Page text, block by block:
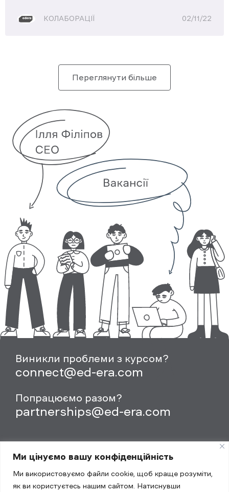
Ми цінуємо вашу конфіденційність
Ми використовуємо файли cookie, щоб краще розуміти,
як ви користуєтесь нашим сайтом. Натиснувши
КОЛАБОРАЦІЇ 02/11/22
Переглянути більше
Виникли проблеми з курсом?
connect@ed-era.com
Попрацюємо разом?
partnerships@ed-era.com